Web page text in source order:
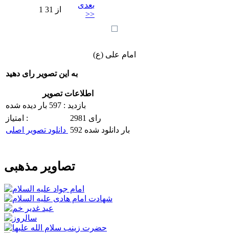
1 از 31
بعدی
>>
امام علی (ع)
به این تصویر رای دهید
اطلاعات تصویر
بازدید : 597 بار دیده شده
امتیاز :
2981 رای
592 بار دانلود شده
تصاویر مذهبی